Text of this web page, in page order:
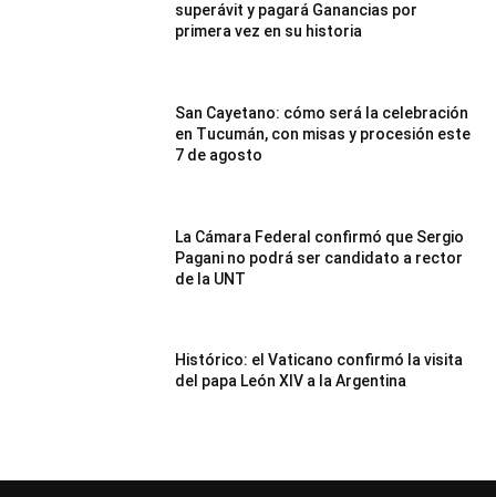
superávit y pagará Ganancias por
primera vez en su historia
San Cayetano: cómo será la celebración
en Tucumán, con misas y procesión este
7 de agosto
La Cámara Federal confirmó que Sergio
Pagani no podrá ser candidato a rector
de la UNT
Histórico: el Vaticano confirmó la visita
del papa León XIV a la Argentina